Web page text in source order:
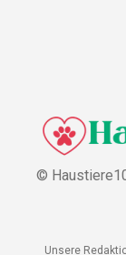
©
Unsere